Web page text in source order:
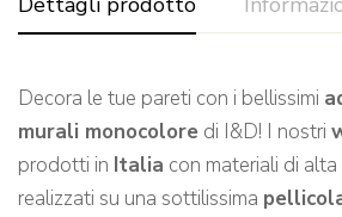
Decora le tue pareti con i bellissimi
murali monocolore di I&D! I nostri
prodotti in Italia con materiali di
realizzati su una sottilissima